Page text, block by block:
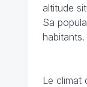
altitude
Sa
habitants.
Le climat